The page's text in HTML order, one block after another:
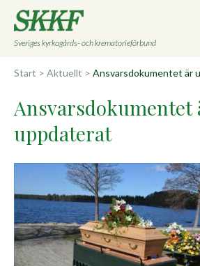
Sveriges kyrkogårds- och krematorieförbund
Start > Aktuellt > Ansvarsdokumentet är
Ansvarsdokumentet
uppdaterat